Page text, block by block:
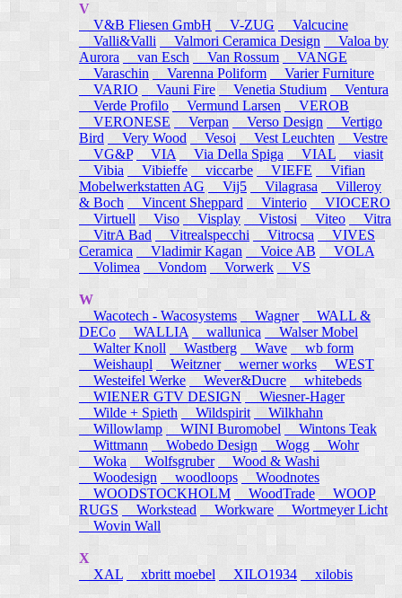
V
V&B Fliesen GmbH
V-ZUG
Valcucine
Valli&Valli
Valmori Ceramica Design
Valoa by
Aurora
van Esch Van Rossum
VANGE
Varaschin
Varenna Poliform
Varier Furniture
VARIO
Vauni Fire Venetia Studium
Ventura
Verde Profilo
Vermund Larsen
VEROB
VERONESE
Verpan Verso Design
Vertigo
Bird
Very Wood Vesoi Vest Leuchten
Vestre
VG&P
VIA Via Della Spiga VIAL
viasit
Vibia
Vibieffe viccarbe VIEFE
Vifian
Mobelwerkstatten AG
Vij5 Vilagrasa
Villeroy
& Boch
Vincent Sheppard Vinterio
VIOCERO
Virtuell
Viso Visplay Vistosi Viteo
Vitra
VitrA Bad
Vitrealspecchi Vitrocsa
VIVES
Ceramica
Vladimir Kagan Voice AB
VOLA
Volimea
Vondom Vorwerk VS
W
Wacotech - Wacosystems
Wagner
WALL &
DECo
WALLIA wallunica
Walser Mobel
Walter Knoll
Wastberg Wave
wb form
Weishaupl
Weitzner werner works
WEST
Westeifel Werke
Wever&Ducre
whitebeds
WIENER GTV DESIGN
Wiesner-Hager
Wilde + Spieth
Wildspirit
Wilkhahn
Willowlamp
WINI Buromobel
Wintons Teak
Wittmann
Wobedo Design Wogg
Wohr
Woka
Wolfsgruber
Wood & Washi
Woodesign
woodloops
Woodnotes
WOODSTOCKHOLM
WoodTrade
WOOP
RUGS
Workstead Workware
Wortmeyer Licht
Wovin Wall
X
XAL
xbritt moebel XILO1934 xilobis